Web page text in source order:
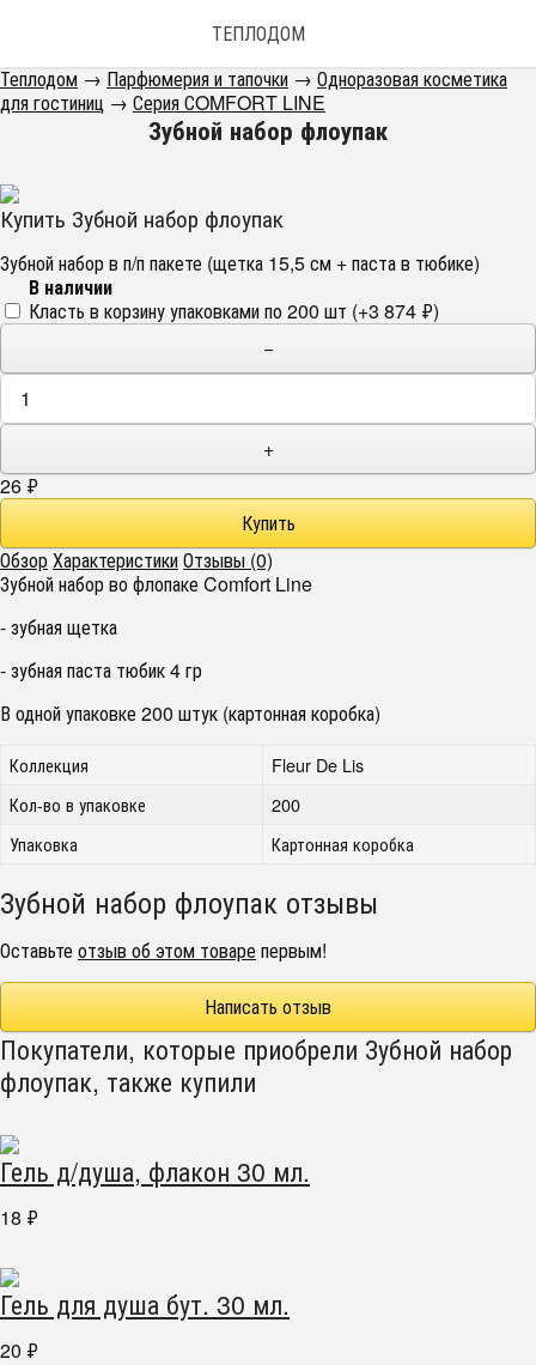
ТЕПЛОДОМ
Теплодом → Парфюмерия и тапочки → Одноразовая косметика
для гостиниц → Серия СOMFORT LINE
Зубной набор флоупак
Купить Зубной набор флоупак
Зубной набор в п/п пакете (щетка 15,5 см + паста в тюбике)
В наличии
Класть в корзину упаковками по 200 шт (+3 874 ₽)
−
+
26 ₽
ОбзорХарактеристикиОтзывы (0)
Зубной набор во флопаке Comfort Line
- зубная щетка
- зубная паста тюбик 4 гр
В одной упаковке 200 штук (картонная коробка)
Коллекция
Fleur De Lis
Кол-во в упаковке
200
Упаковка
Картонная коробка
Зубной набор флоупак отзывы
Оставьтеотзыв об этом товарепервым!
Написать отзыв
Покупатели, которые приобрели Зубной набор
флоупак, также купили
Гель д/душа, флакон 30 мл.
18 ₽
Гель для душа бут. 30 мл.
20 ₽